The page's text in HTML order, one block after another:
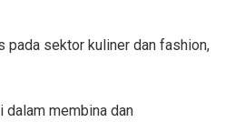
pada sektor kuliner dan fashion,
dalam membina dan